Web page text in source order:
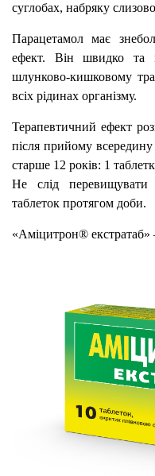
суглобах, набряку
Парацетамол має
ефект. Він швидко та
шлунково-кишковому
всіх рідинах організму.
Терапевтичний ефект
після прийому всередину
старше 12 років: 1
Не слід
таблеток протягом доби.
«Аміцитрон® екстратаб»